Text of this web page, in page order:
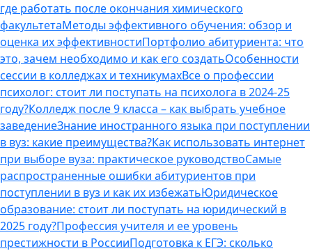
где работать после окончания химического
факультетаМетоды эффективного обучения: обзор и
оценка их эффективностиПортфолио абитуриента: что
это, зачем необходимо и как его создатьОсобенности
сессии в колледжах и техникумахВсе о профессии
психолог: стоит ли поступать на психолога в 2024-25
году?Колледж после 9 класса – как выбрать учебное
заведениеЗнание иностранного языка при поступлении
в вуз: какие преимущества?Как использовать интернет
при выборе вуза: практическое руководствоСамые
распространенные ошибки абитуриентов при
поступлении в вуз и как их избежатьЮридическое
образование: стоит ли поступать на юридический в
2025 году?Профессия учителя и ее уровень
престижности в РоссииПодготовка к ЕГЭ: сколько